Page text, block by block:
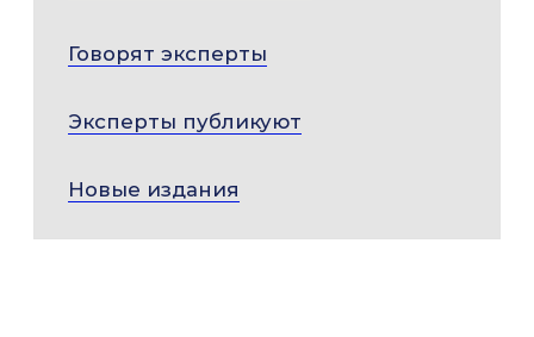
Говорят эксперты
Эксперты публикуют
Новые издания